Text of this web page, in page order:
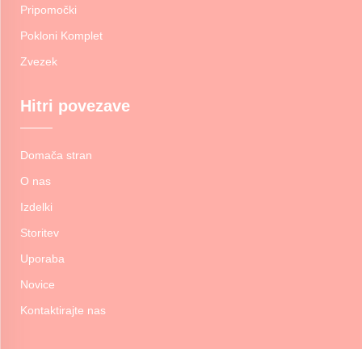
Pripomočki
Pokloni Komplet
Zvezek
Hitri povezave
Domača stran
O nas
Izdelki
Storitev
Uporaba
Novice
Kontaktirajte nas